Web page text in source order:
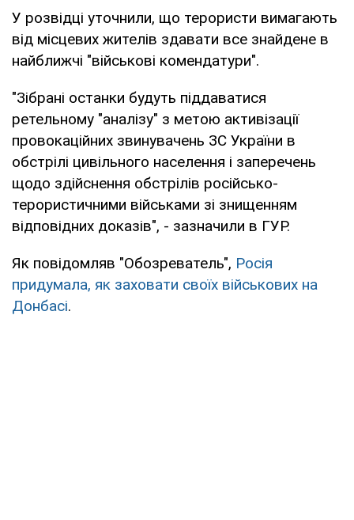
У розвідці уточнили, що терористи вимагають
від місцевих жителів здавати все знайдене в
найближчі "військові комендатури".
"Зібрані останки будуть піддаватися
ретельному "аналізу" з метою активізації
провокаційних звинувачень ЗС України в
обстрілі цивільного населення і заперечень
щодо здійснення обстрілів російсько-
терористичними військами зі знищенням
відповідних доказів", - зазначили в ГУР.
Як повідомляв "Обозреватель", Росія
придумала, як заховати своїх військових на
Донбасі.